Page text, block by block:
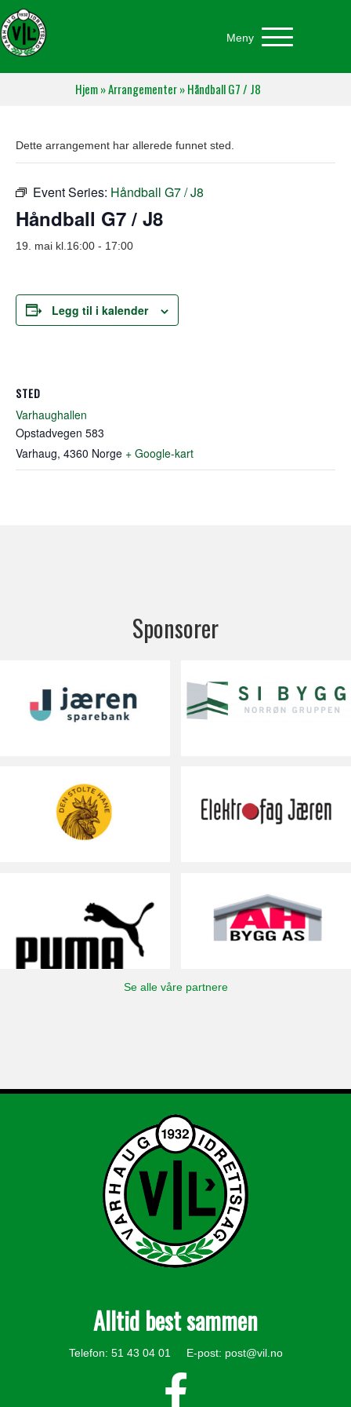
Meny
Hjem»Arrangementer»Håndball G7 / J8
Dette arrangement har allerede funnet sted.
Event Series: Håndball G7 / J8
Håndball G7 / J8
19. mai kl.16:00 - 17:00
Legg til i kalender
STED
Varhaughallen
Opstadvegen 583
Varhaug, 4360 Norge + Google-kart
Sponsorer
Se alle våre partnere
Alltid best sammen
Telefon: 51 43 04 01 E-post: post@vil.no